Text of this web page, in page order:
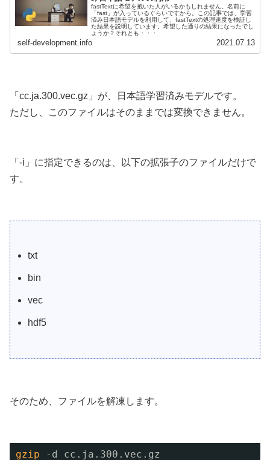
fastTextに希望を抱いた人がいるかもしれません。名前に
「fast」が入っているぐらいですから。この記事では、学習
済み日本語モデルを利用して、fastTextの処理速度を検証し
た結果を説明しています。希望した通りの結果になったでし
ょうか？それとも・・・
self-development.info 2021.07.13
「cc.ja.300.vec.gz」が、日本語学習済みモデルです。
ただし、このファイルはそのままでは変換できません。
「-i」に指定できるのは、以下の拡張子のファイルだけで
す。
txt
bin
vec
hdf5
そのため、ファイルを解凍します。
gzip -d cc.ja.300.vec.gz